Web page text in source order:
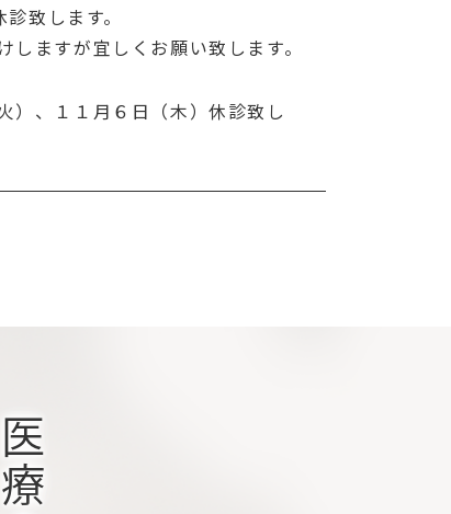
致します。
しますが宜しくお願い致します。
）、１１月６日（木）休診致し
士採用強化中です！
しくはこちら
医療